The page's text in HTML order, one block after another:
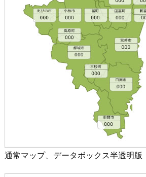
通常マップ、データボックス半透明版